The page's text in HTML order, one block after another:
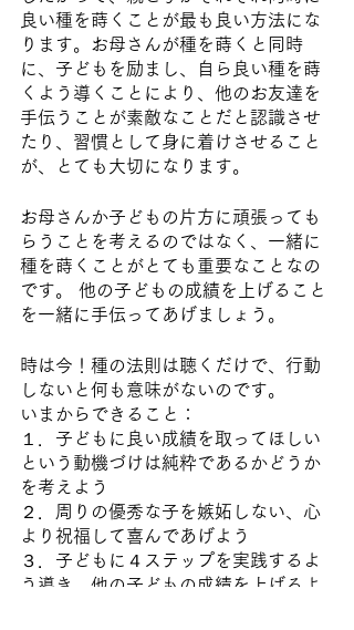
良い種を蒔くことが最も良い方法にな
ります。お母さんが種を蒔くと同時
に、子どもを励まし、自ら良い種を蒔
くよう導くことにより、他のお友達を
手伝うことが素敵なことだと認識させ
たり、習慣として身に着けさせること
が、とても大切になります。
お母さんか子どもの片方に頑張っても
らうことを考えるのではなく、一緒に
種を蒔くことがとても重要なことなの
です。 他の子どもの成績を上げること
を一緒に手伝ってあげましょう。
時は今！種の法則は聴くだけで、行動
しないと何も意味がないのです。
いまからできること：
１．子どもに良い成績を取ってほしい
という動機づけは純粋であるかどうか
を考えよう
２．周りの優秀な子を嫉妬しない、心
より祝福して喜んであげよう
３．子どもに４ステップを実践するよ
う導き、他の子どもの成績を上げるよ